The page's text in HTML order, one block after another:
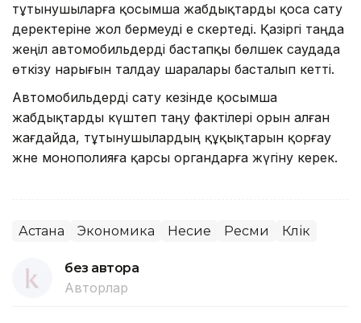
тұтынушыларға қосымша жабдықтарды қоса сату
деректеріне жол бермеуді е скертеді. Қазіргі таңда
жеңіл автомобильдерді бастапқы бөлшек саудада
өткізу нарығын талдау шаралары басталып кетті.
Автомобильдерді сату кезінде қосымша
жабдықтарды күштеп таңу фактілері орын алған
жағдайда, тұтынушылардың құқықтарын қорғау
және монополияға қарсы органдарға жүгіну керек.
Астана Экономика Несие Ресми Көлік
без автора
Авторлар